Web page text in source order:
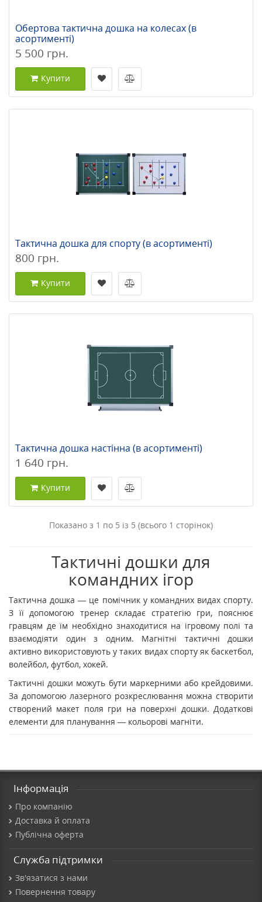
Обертова тактична дошка на колесах (в
асортименті)
5 500 грн.
Купити
Тактична дошка для спорту (в асортименті)
800 грн.
Купити
Тактична дошка настінна (в асортименті)
1 640 грн.
Купити
Показано з 1 по 5 із 5 (всього 1 сторінок)
Тактичні дошки для
командних ігор
Тактична дошка — це помічник у командних видах спорту.
З її допомогою тренер складає стратегію гри, пояснює
гравцям де їм необхідно знаходитися на ігровому полі та
взаємодіяти один з одним. Магнітні тактичні дошки
активно використовують у таких видах спорту як баскетбол,
волейбол, футбол, хокей.
Тактичні дошки можуть бути маркерними або крейдовими.
За допомогою лазерного розкреслювання можна створити
створений макет поля гри на поверхні дошки. Додаткові
елементи для планування — кольорові магніти.
Інформація
Про компанію
Доставка й оплата
Публічна оферта
Служба підтримки
Зв'язатися з нами
Повернення товару